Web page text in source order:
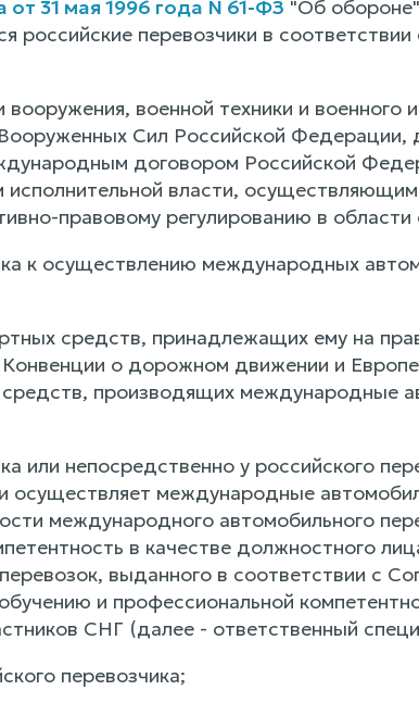
31 мая 1996 года N 61-ФЗ "Об
перевозчики в соответствии
военной техники и военного
Сил Российской Федерации,
договором Российской
власти,
правовому регулированию в
к осуществлению международных
средств, принадлежащих ему на
о дорожном движении и
производящих международные
или непосредственно у российского
осуществляет международные
международного автомобильного
в качестве должностного
выданного в соответствии с
и профессиональной
СНГ (далее - ответственный
перевозчика;